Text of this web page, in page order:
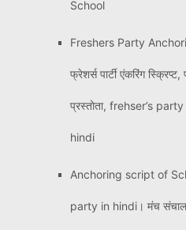
School
Freshers Party
फ्रेशर्स पार्टी एंकरिंग स्क्रिप्ट,
प्रस्तोता, frehser’s
hindi
Anchoring script of
party in hindi। मंच